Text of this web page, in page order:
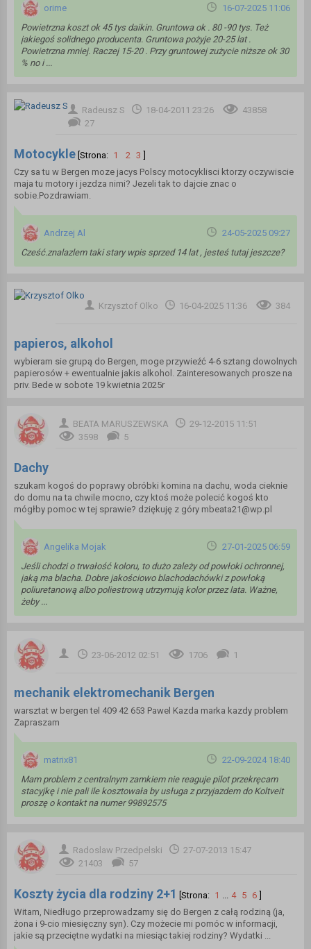
orime
16-07-2025 11:06
Powietrzna koszt ok 45 tys daikin. Gruntowa ok . 80 -90 tys. Też
jakiegoś solidnego producenta. Gruntowa pożyje 20-25 lat .
Powietrzna mniej. Raczej 15-20 . Przy gruntowej zużycie niższe ok 30
% no i ...
Radeusz S 18-04-2011 23:26
43858
27
Motocykle [Strona: 1 2 3
Czy sa tu w Bergen moze jacys Polscy motocyklisci ktorzy oczywiscie
maja tu motory i jezdza nimi? Jezeli tak to dajcie znac o
sobie.Pozdrawiam.
Andrzej Al
24-05-2025 09:27
Cześć.znalazlem taki stary wpis sprzed 14 lat , jesteś tutaj jeszcze?
Krzysztof Olko 16-04-2025 11:36 384
papieros, alkohol
wybieram sie grupą do Bergen, moge przywieźć 4-6 sztang dowolnych
papierosów + ewentualnie jakis alkohol. Zainteresowanych prosze na
priv. Bede w sobote 19 kwietnia 2025r
BEATA MARUSZEWSKA
29-12-2015 11:51
3598
5
Dachy
szukam kogoś do poprawy obróbki komina na dachu, woda cieknie
do domu na ta chwile mocno, czy ktoś może polecić kogoś kto
mógłby pomoc w tej sprawie? dziękuję z góry mbeata21@wp.pl
Angelika Mojak
27-01-2025 06:59
Jeśli chodzi o trwałość koloru, to dużo zależy od powłoki ochronnej,
jaką ma blacha. Dobre jakościowo blachodachówki z powłoką
poliuretanową albo poliestrową utrzymują kolor przez lata. Ważne,
żeby ...
23-06-2012 02:51 1706 1
mechanik elektromechanik Bergen
warsztat w bergen tel 409 42 653 Pawel Kazda marka kazdy problem
Zapraszam
matrix81
22-09-2024 18:40
Mam problem z centralnym zamkiem nie reaguje pilot przekręcam
stacyjkę i nie pali ile kosztowała by usługa z przyjazdem do Koltveit
proszę o kontakt na numer 99892575
Radoslaw Przedpelski
27-07-2013 15:47
21403
57
Koszty życia dla rodziny 2+1 [Strona: 1 ... 4 5 6
Witam, Niedługo przeprowadzamy się do Bergen z całą rodziną (ja,
żona i 9-cio miesięczny syn). Czy możecie mi pomóc w informacji,
jakie są przeciętne wydatki na miesiąc takiej rodziny? Wydatki ...